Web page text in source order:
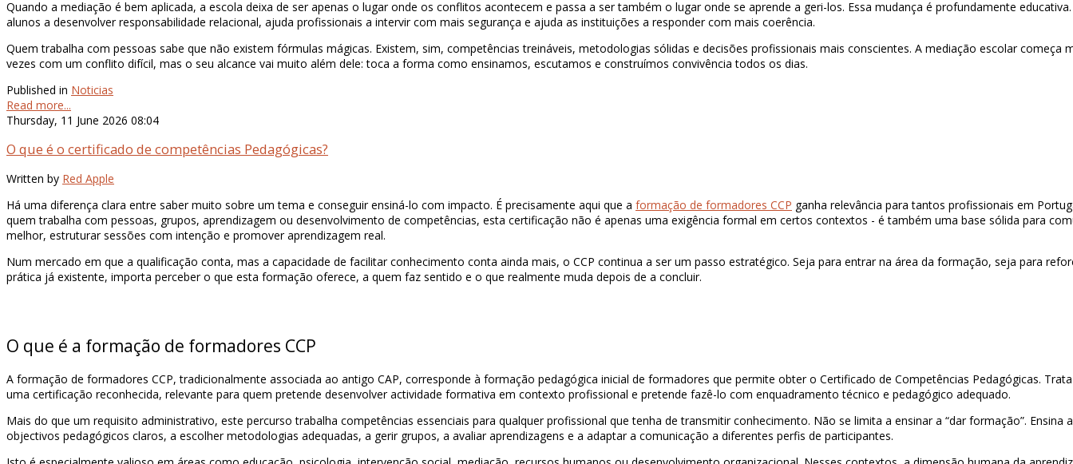
Quando a mediação é bem aplicada, a escola deixa de ser apenas o lugar onde os conflitos acontecem e passa a ser também o lugar onde se aprende a geri-los. Essa mudança é profundamente
alunos a desenvolver responsabilidade relacional, ajuda profissionais a intervir com mais segurança e ajuda as instituições a responder com mais coerência.
Quem trabalha com pessoas sabe que não existem fórmulas mágicas. Existem, sim, competências treináveis, metodologias sólidas e decisões profissionais mais conscientes. A mediação escolar começa
vezes com um conflito difícil, mas o seu alcance vai muito além dele: toca a forma como ensinamos, escutamos e construímos convivência todos os dias.
Published in Noticias
Read more...
Thursday, 11 June 2026 08:04
O que é o certificado de competências Pedagógicas?
Written by Red Apple
Há uma diferença clara entre saber muito sobre um tema e conseguir ensiná-lo com impacto. É precisamente aqui que a formação de formadores CCP ganha relevância para tantos profissionais em
quem trabalha com pessoas, grupos, aprendizagem ou desenvolvimento de competências, esta certificação não é apenas uma exigência formal em certos contextos - é também uma base sólida para
melhor, estruturar sessões com intenção e promover aprendizagem real.
Num mercado em que a qualificação conta, mas a capacidade de facilitar conhecimento conta ainda mais, o CCP continua a ser um passo estratégico. Seja para entrar na área da formação, seja para
prática já existente, importa perceber o que esta formação oferece, a quem faz sentido e o que realmente muda depois de a concluir.
O que é a formação de formadores CCP
A formação de formadores CCP, tradicionalmente associada ao antigo CAP, corresponde à formação pedagógica inicial de formadores que permite obter o Certificado de Competências Pedagógicas.
uma certificação reconhecida, relevante para quem pretende desenvolver actividade formativa em contexto profissional e pretende fazê-lo com enquadramento técnico e pedagógico adequado.
Mais do que um requisito administrativo, este percurso trabalha competências essenciais para qualquer profissional que tenha de transmitir conhecimento. Não se limita a ensinar a “dar formação”. Ensina
objectivos pedagógicos claros, a escolher metodologias adequadas, a gerir grupos, a avaliar aprendizagens e a adaptar a comunicação a diferentes perfis de participantes.